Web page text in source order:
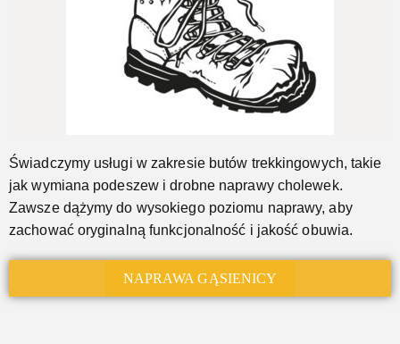
Świadczymy usługi w zakresie butów trekkingowych, takie
jak wymiana podeszew i drobne naprawy cholewek.
Zawsze dążymy do wysokiego poziomu naprawy, aby
zachować oryginalną funkcjonalność i jakość obuwia.
NAPRAWA GĄSIENICY